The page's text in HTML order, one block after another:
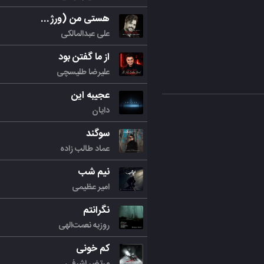
هستی من (ورژن جدید)
علی عبدالمالکی
از ما گفتن بود
علیرضا طلیسچی
عجیبه این
دایان
سوگند
عماد طالب زاده
نیم شب
امیر عظیمی
نگرانتم
روزبه نعمت‌الهی
کم خونی